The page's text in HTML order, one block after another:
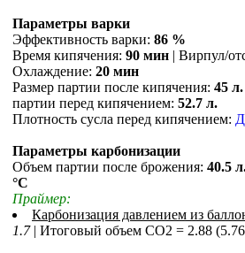
Параметры варки
Эффективность варки: 86 %
Время кипячения: 90 мин | Вирпул/
Охлаждение: 20 мин
Размер партии после кипячения: 45 л.
партии перед кипячением: 52.7 л.
Плотность сусла перед кипячением:
Параметры карбонизации
Объем партии после брожения: 40.5
°С
Праймер:
Карбонизация давлением из
1.7 | Итоговый объем СO2 = 2.88